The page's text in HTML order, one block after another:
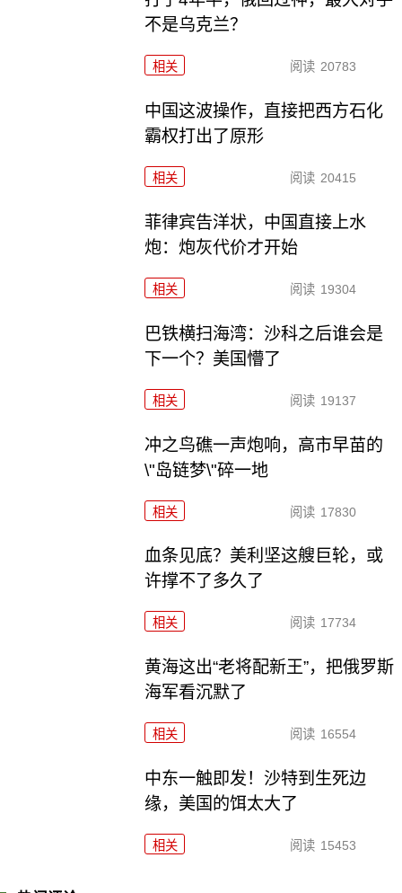
不是乌克兰？
相关 阅读 20783
中国这波操作，直接把西方石化
霸权打出了原形
相关 阅读 20415
菲律宾告洋状，中国直接上水
炮：炮灰代价才开始
相关 阅读 19304
巴铁横扫海湾：沙科之后谁会是
下一个？美国懵了
相关 阅读 19137
冲之鸟礁一声炮响，高市早苗的
\"岛链梦\"碎一地
相关 阅读 17830
血条见底？美利坚这艘巨轮，或
许撑不了多久了
相关 阅读 17734
黄海这出“老将配新王”，把俄罗斯
海军看沉默了
相关 阅读 16554
中东一触即发！沙特到生死边
缘，美国的饵太大了
相关 阅读 15453